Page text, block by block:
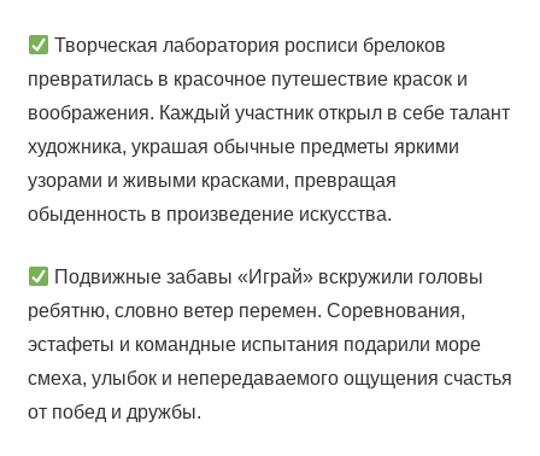
Творческая лаборатория росписи брелоков
превратилась в красочное путешествие красок и
воображения. Каждый участник открыл в себе талант
художника, украшая обычные предметы яркими
узорами и живыми красками, превращая
обыденность в произведение искусства.
Подвижные забавы «Играй» вскружили головы
ребятню, словно ветер перемен. Соревнования,
эстафеты и командные испытания подарили море
смеха, улыбок и непередаваемого ощущения счастья
от побед и дружбы.